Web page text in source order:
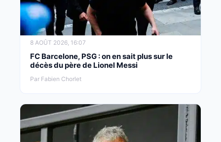
8 AOÛT 2026, 16:07
FC Barcelone, PSG : on en sait plus sur le
décès du père de Lionel Messi
Par Fabien Chorlet